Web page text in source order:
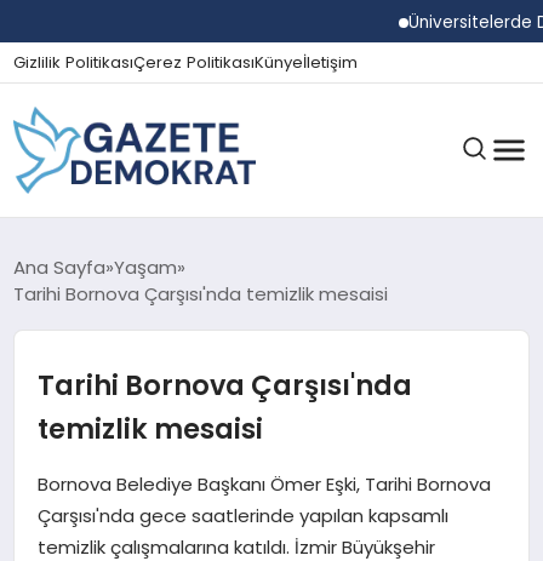
Üniversitelerde
Gizlilik PolitikasıÇerez PolitikasıKünyeİletişim
GÜNDEM
SPOR
MAGAZIN
Ana Sayfa Yaşam
Tarihi Bornova Çarşısı'nda temizlik mesaisi
Tarihi Bornova Çarşısı'nda
temizlik mesaisi
Bornova Belediye Başkanı Ömer Eşki, Tarihi Bornova
Çarşısı'nda gece saatlerinde yapılan kapsamlı
temizlik çalışmalarına katıldı. İzmir Büyükşehir